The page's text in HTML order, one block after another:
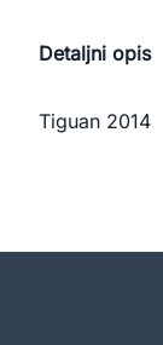
Detaljni opis
Tiguan 2014